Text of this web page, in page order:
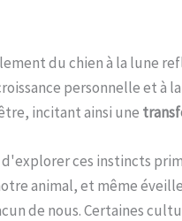
du chien à la lune
personnelle et à
incitant ainsi une
ces instincts
animal, et même
de nous. Certaines